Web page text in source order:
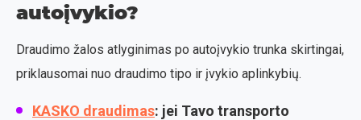
autoįvykio?
Draudimo žalos atlyginimas po autoįvykio trunka skirtingai,
priklausomai nuo draudimo tipo ir įvykio aplinkybių.
KASKO draudimas: jei Tavo transporto